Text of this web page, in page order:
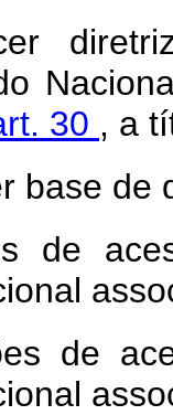
30 , a
base de
de
de